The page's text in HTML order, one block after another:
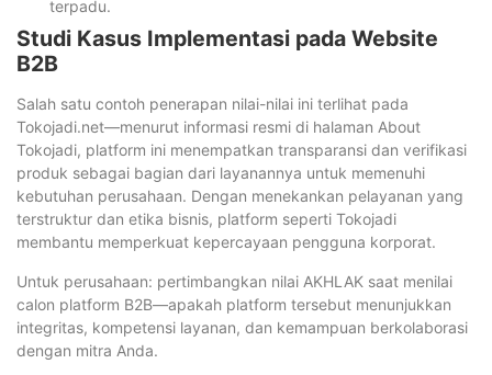
terpadu.
Studi Kasus Implementasi pada Website
B2B
Salah satu contoh penerapan nilai-nilai ini terlihat pada
Tokojadi.net—menurut informasi resmi di halaman About
Tokojadi, platform ini menempatkan transparansi dan verifikasi
produk sebagai bagian dari layanannya untuk memenuhi
kebutuhan perusahaan. Dengan menekankan pelayanan yang
terstruktur dan etika bisnis, platform seperti Tokojadi
membantu memperkuat kepercayaan pengguna korporat.
Untuk perusahaan: pertimbangkan nilai AKHLAK saat menilai
calon platform B2B—apakah platform tersebut menunjukkan
integritas, kompetensi layanan, dan kemampuan berkolaborasi
dengan mitra Anda.